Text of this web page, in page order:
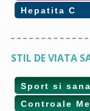
Hepatita C
STIL DE VIATA
Sport si
Controale